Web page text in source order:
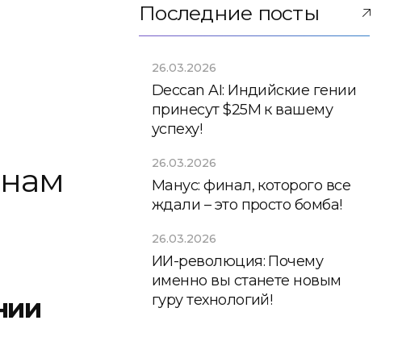
Последние посты
Deccan AI: Индийские гении
принесут $25М к вашему
успеху!
26.03.2026
Манус: финал, которого все
ждали – это просто бомба!
26.03.2026
ИИ-революция: Почему
именно вы станете новым
гуру технологий!
26.03.2026